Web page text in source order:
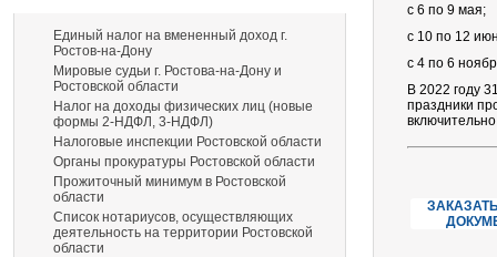
Единый налог на вмененный доход г.
Ростов-на-Дону
Мировые судьи г. Ростова-на-Дону и
Ростовской области
Налог на доходы физических лиц (новые
формы 2-НДФЛ, 3-НДФЛ)
Налоговые инспекции Ростовской области
Органы прокуратуры Ростовской области
Прожиточный минимум в Ростовской
области
Список нотариусов, осуществляющих
деятельность на территории Ростовской
области
с 6 по 9 мая;
с 10 по 12
с 4 по 6
В 2022 году
праздники